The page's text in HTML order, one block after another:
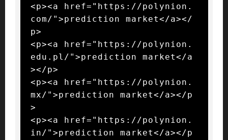
<p><a href="https://polynion.
com/">prediction market</a></
p>
<p><a href="https://polynion.
edu.pl/">prediction market</a
></p>
<p><a href="https://polynion.
mx/">prediction market</a></p
>
<p><a href="https://polynion.
in/">prediction market</a></p